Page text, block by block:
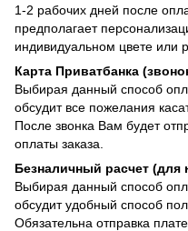
1-2 рабочих дней после
предполагает
индивидуальном цвете или
Карта Приватбанка
Выбирая данный способ
обсудит все пожелания
После звонка Вам будет
оплаты заказа.
Безналичный расчет (для
Выбирая данный способ
обсудит удобный способ
Обязательна отправка